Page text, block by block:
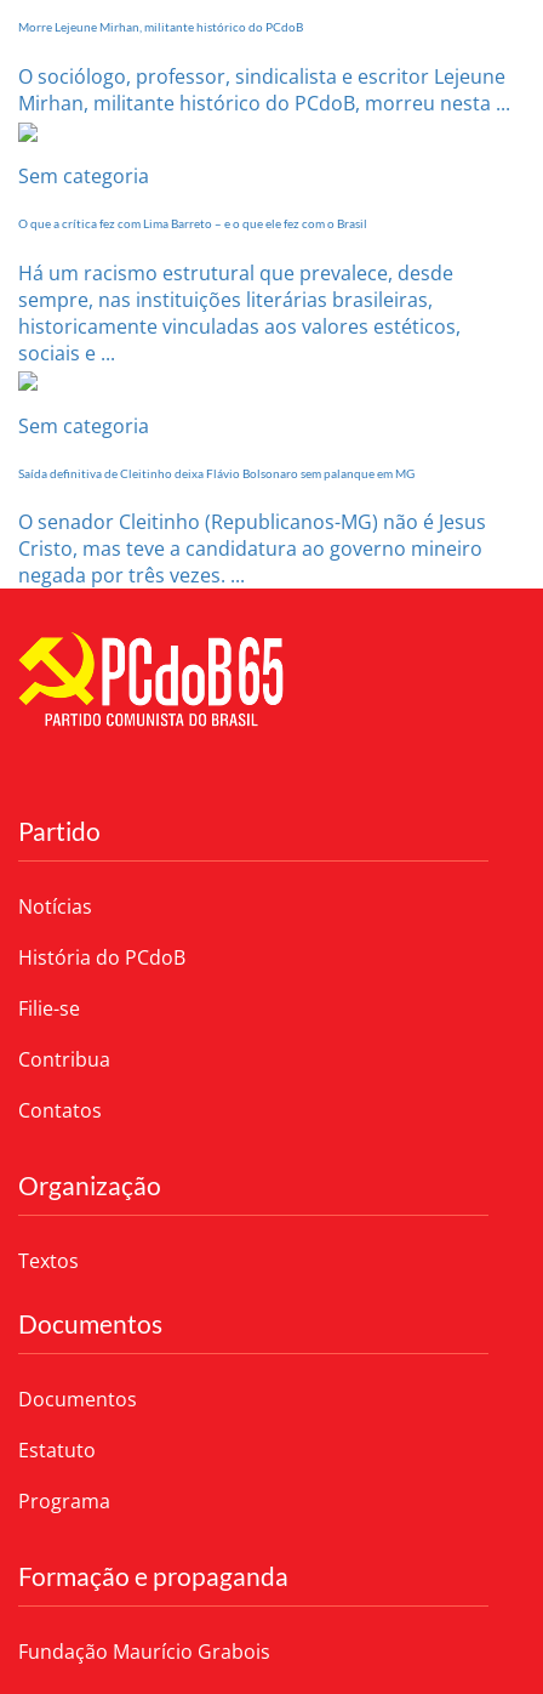
Morre Lejeune Mirhan, militante histórico do PCdoB
O sociólogo, professor, sindicalista e escritor Lejeune
Mirhan, militante histórico do PCdoB, morreu nesta ...
Sem categoria
O que a crítica fez com Lima Barreto – e o que ele fez com o Brasil
Há um racismo estrutural que prevalece, desde
sempre, nas instituições literárias brasileiras,
historicamente vinculadas aos valores estéticos,
sociais e ...
Sem categoria
Saída definitiva de Cleitinho deixa Flávio Bolsonaro sem palanque em MG
O senador Cleitinho (Republicanos-MG) não é Jesus
Cristo, mas teve a candidatura ao governo mineiro
negada por três vezes. ...
Partido
Notícias
História do PCdoB
Filie-se
Contribua
Contatos
Organização
Textos
Documentos
Documentos
Estatuto
Programa
Formação e propaganda
Fundação Maurício Grabois